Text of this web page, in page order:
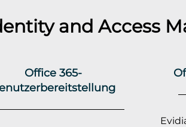
and Access
Office 365-